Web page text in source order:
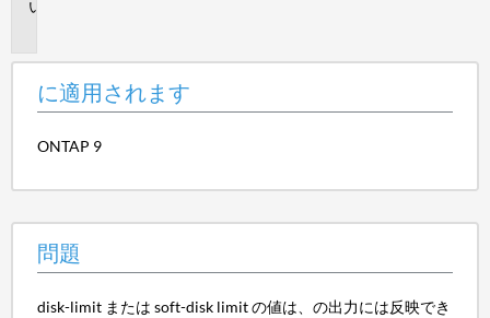
に適用されます
ONTAP 9
問題
disk-limit または soft-disk limit の値は、の出力には反映でき